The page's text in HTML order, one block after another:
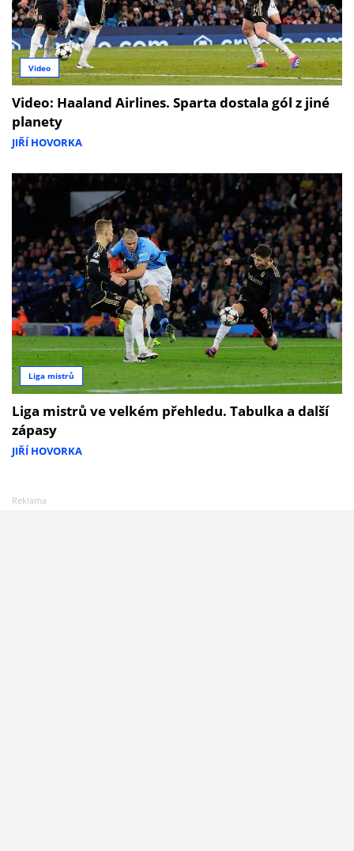
Video
Video: Haaland Airlines. Sparta dostala gól z jiné
planety
JIŘÍ HOVORKA
Liga mistrů
Liga mistrů ve velkém přehledu. Tabulka a další
zápasy
JIŘÍ HOVORKA